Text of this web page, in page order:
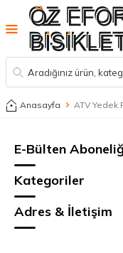
Anasayfa ATV Yedek
E-Bülten
Kategoriler
Adres & İletişim